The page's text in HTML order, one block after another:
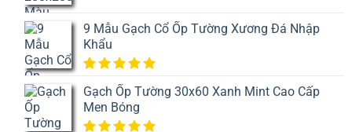
9 Mẫu Gạch Cổ Ốp Tường Xương Đá Nhập
Khẩu
trên
5 dựa
trênđánh
giá
Gạch Ốp Tường 30x60 Xanh Mint Cao Cấp
Men Bóng